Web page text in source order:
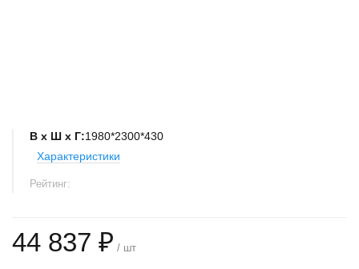
В х Ш х Г:1980*2300*430
Характеристики
Рейтинг:
44 837 ₽ / шт